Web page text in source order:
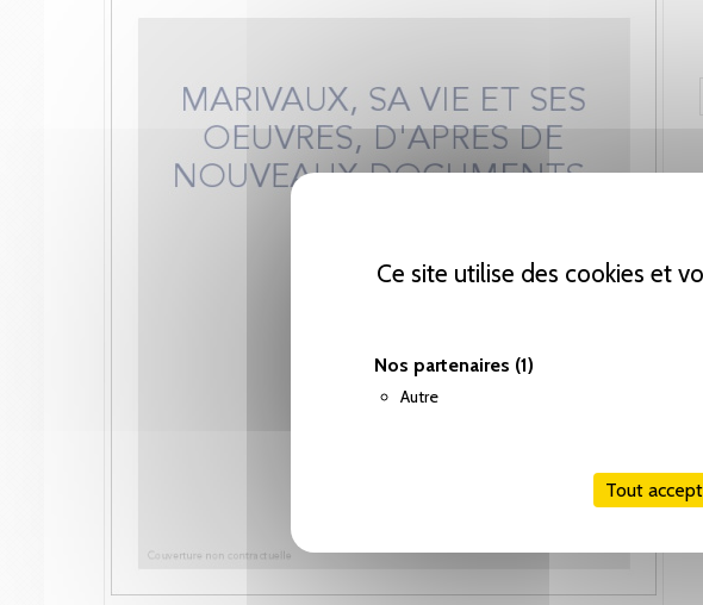
Ce site utilise des cookies et
Nos partenaires (1)
Autre
Tout